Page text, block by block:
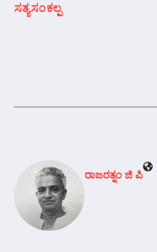
ಸತ್ಯಸಂಕಲ್ಪ
ರಾಜರತ್ನಂ ಜಿ ಪಿ